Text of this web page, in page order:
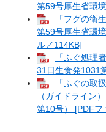
第59号厚生省環
「フグの衛
第59号厚生省環
ル／114KB]
「ふぐ処理
31日生食発1031
「ふぐの取
（ガイドライン
第10号） [PDFフ